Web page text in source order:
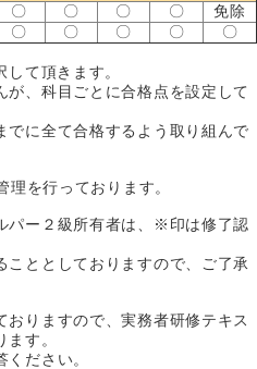
〇 〇 〇 〇
免除
〇 〇 〇 〇
〇
て頂きます。
、科目ごとに合格点を設定して
でに全て合格するよう取り組んで
を行っております。
パー２級所有者は、※印は修了認
ととしておりますので、ご了承
りますので、実務者研修テキス
す。
ださい。